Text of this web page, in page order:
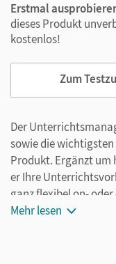
Erstmal
dieses Produkt
kostenlos!
Zum
Der
sowie die
Produkt. Ergänzt
er Ihre
ganz flexibel on-
Unterrichtsmanager
Mehr lesen